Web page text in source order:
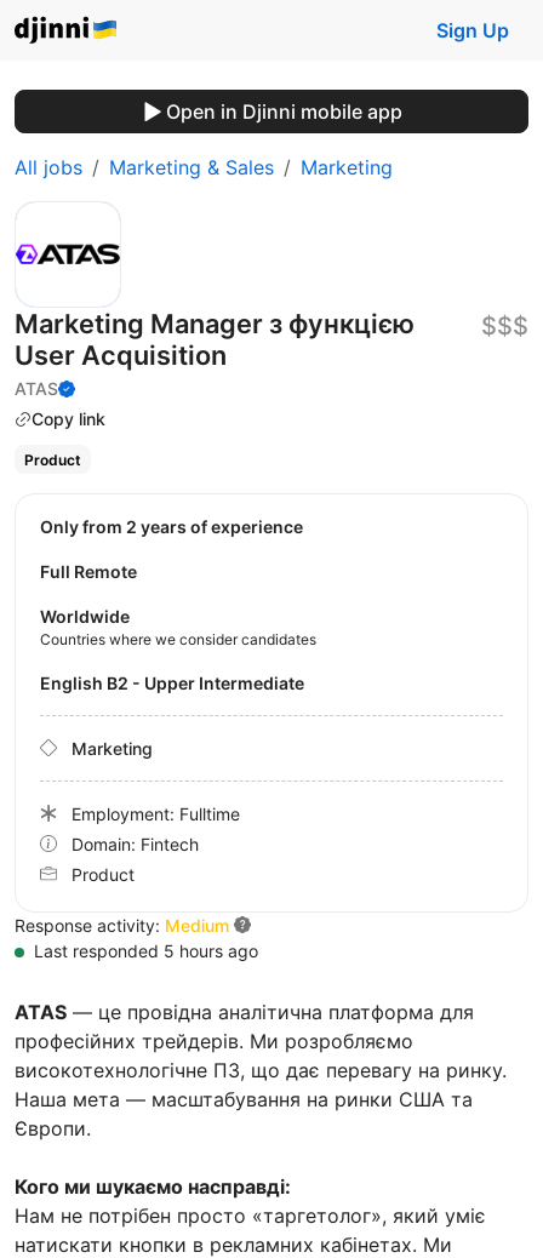
Sign Up
Open in Djinni mobile app
All jobs Marketing & Sales Marketing
Marketing Manager з функцією
User Acquisition
ATAS
Copy link
$$$
Product
ATAS — це провідна аналітична платформа для
професійних трейдерів. Ми розробляємо
високотехнологічне ПЗ, що дає перевагу на ринку.
Наша мета — масштабування на ринки США та
Європи.
Кого ми шукаємо насправді:
Нам не потрібен просто «таргетолог», який уміє
натискати кнопки в рекламних кабінетах. Ми
Only from 2 years of experience
Full Remote
Worldwide
Countries where we consider candidates
English B2 - Upper Intermediate
Marketing
Employment: Fulltime
Domain: Fintech
Product
Response activity: Medium
Last responded 5 hours ago